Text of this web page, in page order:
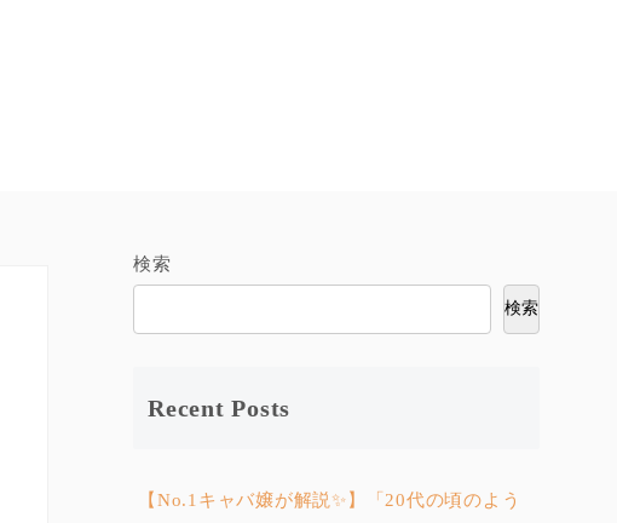
検索
検索
Recent Posts
【No.1キャバ嬢が解説✨】「20代の頃のよう